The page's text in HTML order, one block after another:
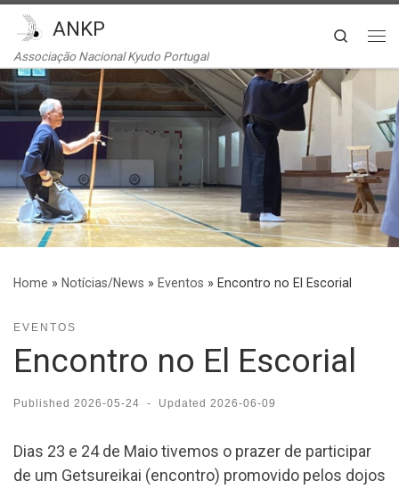
Skip to content
ANKP
Associação Nacional Kyudo Portugal
Search
Home » Notícias/News » Eventos » Encontro no El Escorial
EVENTOS
Encontro no El Escorial
Published 2026-05-24 - Updated 2026-06-09
Dias 23 e 24 de Maio tivemos o prazer de participar
de um Getsureikai (encontro) promovido pelos dojos